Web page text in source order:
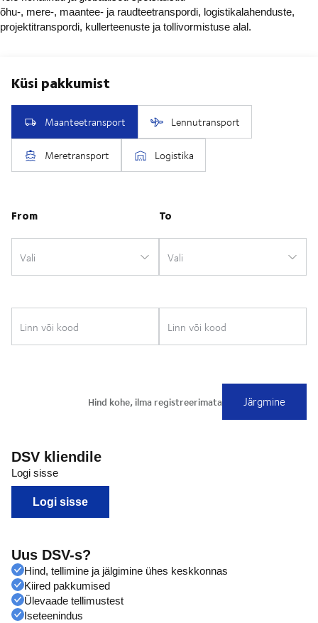
õhu-, mere-, maantee- ja raudteetranspordi, logistikalahenduste,
projektitranspordi, kullerteenuste ja tollivormistuse alal.
DSV kliendile
Logi sisse
Logi sisse
Uus DSV-s?
Hind, tellimine ja jälgimine ühes keskkonnas
Kiired pakkumised
Ülevaade tellimustest
Iseteenindus